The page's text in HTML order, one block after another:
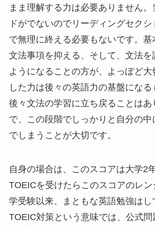
まま理解する力は必要ありません
ドがでないのでリーディングセクシ
で無理に終える必要もないです。基
文法事項を抑える、そして、文法を
ようになることの方が、よっぽど大
した力は後々の英語力の基盤になる
後々文法の学習に立ち戻ることはあ
で、この段階でしっかりと自分の中
でしまうことが大切です。
自身の場合は、このスコアは大学2
TOEICを受けたらこのスコアのレン
学受験以来、まともな英語勉強はし
TOEIC対策という意味では、公式